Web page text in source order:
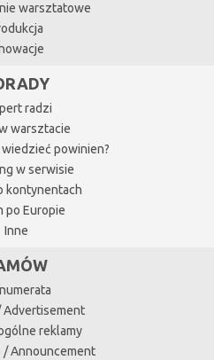
warsztatowe
radzi
warsztacie
powinien?
w serwisie
kontynentach
po Europie
Inne
Advertisement
reklamy
/ Announcement